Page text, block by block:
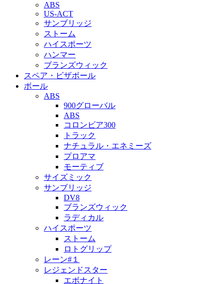
ABS
US‐ACT
サンブリッジ
ストーム
ハイスポーツ
ハンマー
ブランズウィック
スペア・ビザボール
ボール
ABS
900グローバル
ABS
コロンビア300
トラック
ナチュラル・エネミーズ
プロアマ
モーティブ
サイズミック
サンブリッジ
DV8
ブランズウィック
ラディカル
ハイスポーツ
ストーム
ロトグリップ
レーン#１
レジェンドスター
エボナイト